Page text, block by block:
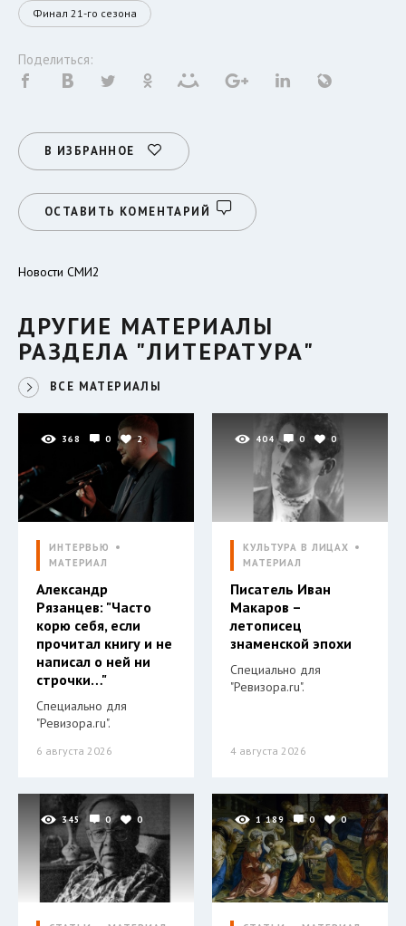
Финал 21-го сезона
Поделиться:
В ИЗБРАННОЕ
ОСТАВИТЬ КОМЕНТАРИЙ
Новости СМИ2
ДРУГИЕ МАТЕРИАЛЫ
РАЗДЕЛА "ЛИТЕРАТУРА"
ВСЕ МАТЕРИАЛЫ
368 0 2
ИНТЕРВЬЮ
МАТЕРИАЛ
Александр
Рязанцев: "Часто
корю себя, если
прочитал книгу и не
написал о ней ни
строчки…"
Специально для
"Ревизора.ru".
6 августа 2026
404 0 0
КУЛЬТУРА В ЛИЦАХ
МАТЕРИАЛ
Писатель Иван
Макаров –
летописец
знаменской эпохи
Специально для
"Ревизора.ru".
4 августа 2026
345 0 0 1 189 0 0